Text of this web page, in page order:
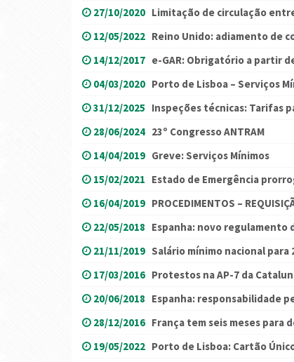
27/10/2020 Limitação de circulação
12/05/2022 Reino Unido: adiamento de
14/12/2017 e-GAR: Obrigatório a partir
04/03/2020 Porto de Lisboa – Serviços
31/12/2025 Inspeções técnicas: Tarifas
28/06/2024 23º Congresso ANTRAM
14/04/2019 Greve: Serviços Mínimos
15/02/2021 Estado de Emergência
16/04/2019 PROCEDIMENTOS –
22/05/2018 Espanha: novo regulamento
21/11/2019 Salário mínimo nacional para
17/03/2016 Protestos na AP-7 da
20/06/2018 Espanha: responsabilidade
28/12/2016 França tem seis meses para
19/05/2022 Porto de Lisboa: Cartão